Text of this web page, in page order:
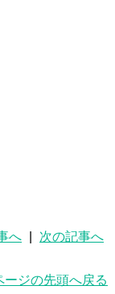
へ 次の記事へ
ージの先頭へ戻る